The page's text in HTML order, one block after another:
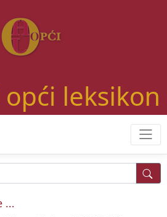
leksikon
...